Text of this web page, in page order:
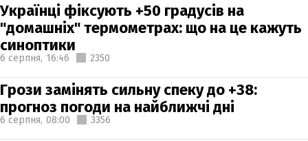
Українці фіксують +50 градусів на
"домашніх" термометрах: що на це кажуть
синоптики
6 серпня, 16:46 2350
Грози замінять сильну спеку до +38:
прогноз погоди на найближчі дні
6 серпня, 08:00 3356